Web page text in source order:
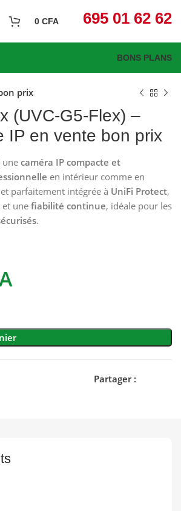
0 CFA 695 01 62 62
BONS PLANS
prix
(UVC-G5-Flex) –
IP en vente bon prix
une caméra IP compacte et
en intérieur comme en
parfaitement intégrée à UniFi Protect,
et une fiabilité continue, idéale pour les
.
Partager :